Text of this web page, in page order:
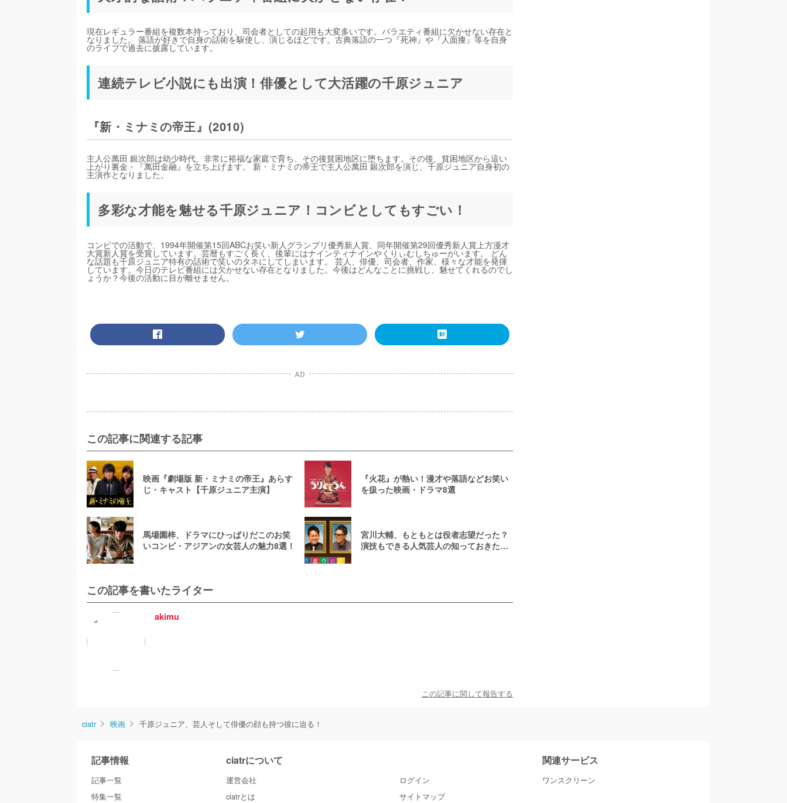
現在レギュラー番組を複数本持っており、司会者としての起用も大変多いです。バラエティ番組に欠かせない存在と
なりました。 落語が好きで自身の話術を駆使し、演じるほどです。古典落語の一つ『死神』や『人面痩』等を自身
のライブで過去に披露しています。
連続テレビ小説にも出演！俳優として大活躍の千原ジュニア
『新・ミナミの帝王』(2010)
主人公萬田 銀次郎は幼少時代、非常に裕福な家庭で育ち、その後貧困地区に堕ちます。その後、貧困地区から這い
上がり裏金・『萬田金融』を立ち上げます。 新・ミナミの帝王で主人公萬田 銀次郎を演じ、千原ジュニア自身初の
主演作となりました。
多彩な才能を魅せる千原ジュニア！コンビとしてもすごい！
コンビでの活動で、1994年開催第15回ABCお笑い新人グランプリ優秀新人賞、同年開催第29回優秀新人賞上方漫才
大賞新人賞を受賞しています。芸暦もすごく長く、後輩にはナインティナインやくりぃむしちゅーがいます。 どん
な話題も千原ジュニア特有の話術で笑いのタネにしてしまいます。 芸人、俳優、司会者、作家、様々な才能を発揮
しています。今日のテレビ番組には欠かせない存在となりました。今後はどんなことに挑戦し、魅せてくれるのでし
ょうか？今後の活動に目が離せません。
AD
この記事に関連する記事
映画『劇場版 新・ミナミの帝王』あらす
じ・キャスト【千原ジュニア主演】
『火花』が熱い！漫才や落語などお笑い
を扱った映画・ドラマ8選
馬場園梓、ドラマにひっぱりだこのお笑
いコンビ・アジアンの女芸人の魅力8選！
宮川大輔、もともとは役者志望だった？
演技もできる人気芸人の知っておきたい9
この記事を書いたライター
akimu
この記事に関して報告する
ciatr 映画 千原ジュニア、芸人そして俳優の顔も持つ彼に迫る！
記事情報
記事一覧
特集一覧
ciatrについて
運営会社
ciatrとは
ログイン
サイトマップ
関連サービス
ワンスクリーン